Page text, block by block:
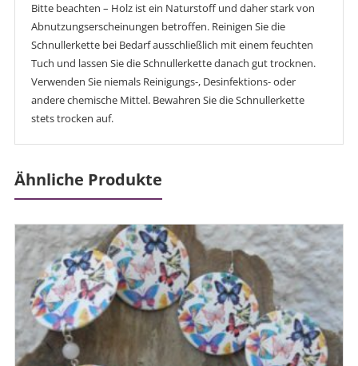
Bitte beachten – Holz ist ein Naturstoff und daher stark von
Abnutzungserscheinungen betroffen. Reinigen Sie die
Schnullerkette bei Bedarf ausschließlich mit einem feuchten
Tuch und lassen Sie die Schnullerkette danach gut trocknen.
Verwenden Sie niemals Reinigungs-, Desinfektions- oder
andere chemische Mittel. Bewahren Sie die Schnullerkette
stets trocken auf.
Ähnliche Produkte